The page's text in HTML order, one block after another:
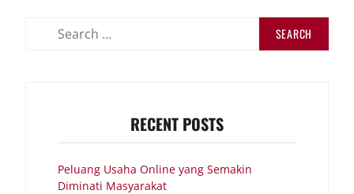
RECENT POSTS
Peluang Usaha Online yang Semakin
Diminati Masyarakat